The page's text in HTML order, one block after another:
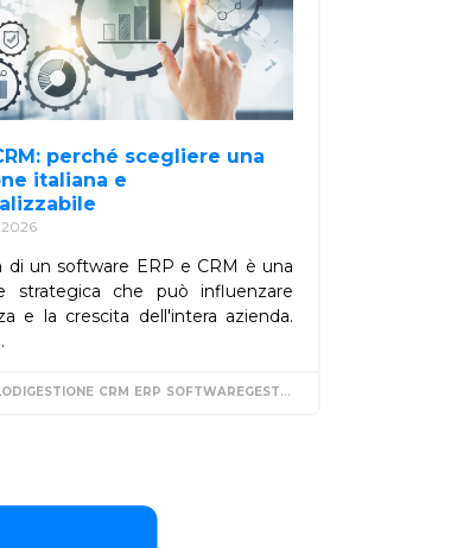
perché scegliere una
italiana e
di un software ERP e CRM è una
strategica che può influenzare
e la crescita dell'intera azienda.
CRM ERP SOFTWAREGESTIONALE